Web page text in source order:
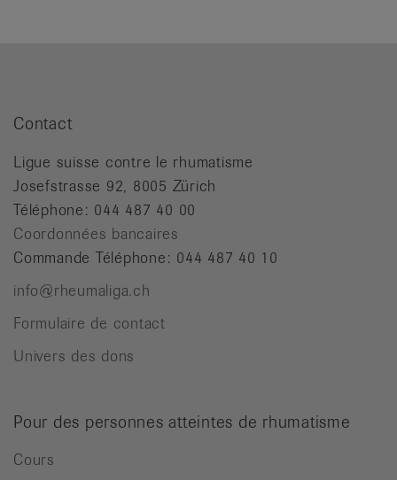
Contact
Ligue suisse contre le rhumatisme
Josefstrasse 92, 8005 Zürich
Téléphone: 044 487 40 00
Coordonnées bancaires
Commande Téléphone: 044 487 40 10
info@rheumaliga.ch
Formulaire de contact
Univers des dons
Pour des personnes atteintes de rhumatisme
Cours